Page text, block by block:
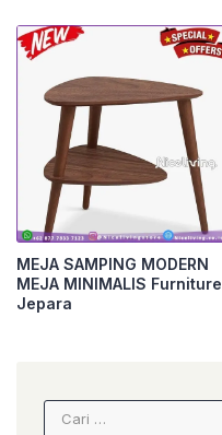
MEJA SAMPING MODERN
MEJA MINIMALIS Furniture
Jepara
Cari
untuk: